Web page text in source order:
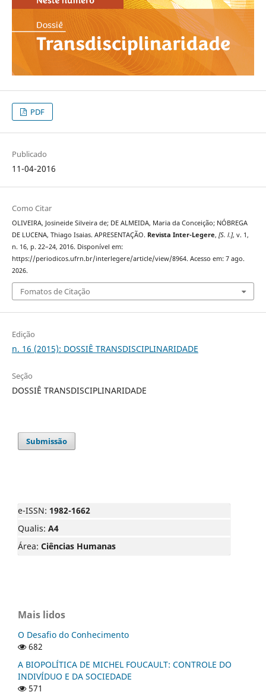
PDF
Publicado
11-04-2016
Como Citar
OLIVEIRA, Josineide Silveira de; DE ALMEIDA, Maria da Conceição; NÓBREGA
DE LUCENA, Thiago Isaias. APRESENTAÇÃO. Revista Inter-Legere, [S. l.], v. 1,
n. 16, p. 22–24, 2016. Disponível em:
https://periodicos.ufrn.br/interlegere/article/view/8964. Acesso em: 7 ago.
2026.
Fomatos de Citação
Edição
n. 16 (2015): DOSSIÊ TRANSDISCIPLINARIDADE
Seção
DOSSIÊ TRANSDISCIPLINARIDADE
Submissão
e-ISSN: 1982-1662
Qualis: A4
Área: Ciências Humanas
Mais lidos
O Desafio do Conhecimento
682
A BIOPOLÍTICA DE MICHEL FOUCAULT: CONTROLE DO
INDIVÍDUO E DA SOCIEDADE
571